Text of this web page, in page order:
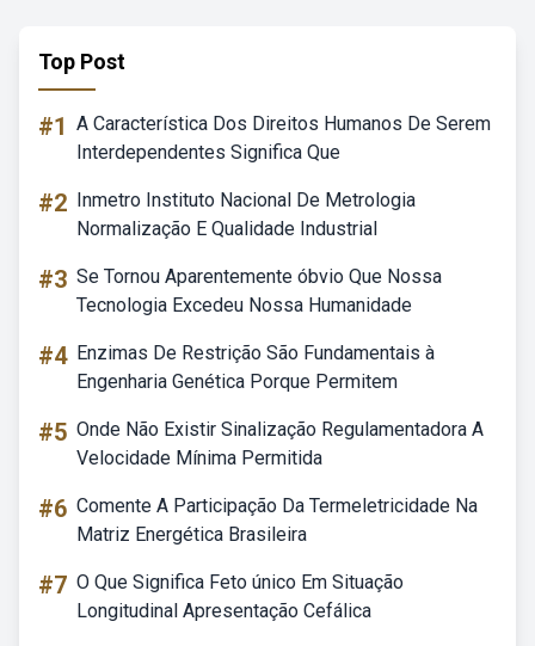
Top Post
#1 A Característica Dos Direitos Humanos De Serem
Interdependentes Significa Que
#2 Inmetro Instituto Nacional De Metrologia
Normalização E Qualidade Industrial
#3 Se Tornou Aparentemente óbvio Que Nossa
Tecnologia Excedeu Nossa Humanidade
#4 Enzimas De Restrição São Fundamentais à
Engenharia Genética Porque Permitem
#5 Onde Não Existir Sinalização Regulamentadora A
Velocidade Mínima Permitida
#6 Comente A Participação Da Termeletricidade Na
Matriz Energética Brasileira
#7 O Que Significa Feto único Em Situação
Longitudinal Apresentação Cefálica